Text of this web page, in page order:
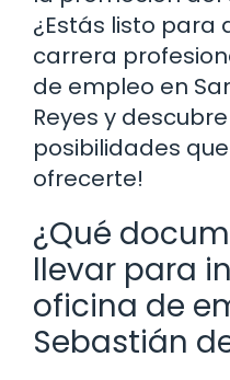
¿Estás listo para
carrera
de empleo en
Reyes y
posibilidades
ofrecerte!
¿Qué
llevar para
oficina de
Sebastián